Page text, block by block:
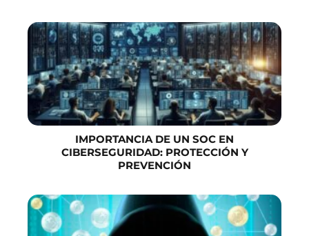
IMPORTANCIA DE UN SOC EN
CIBERSEGURIDAD: PROTECCIÓN Y
PREVENCIÓN